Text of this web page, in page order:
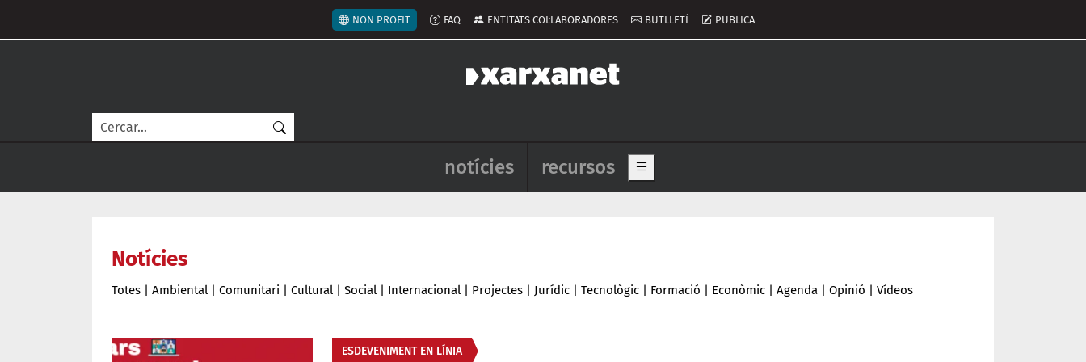
Menú del compte d'usuari
NON PROFIT FAQ ENTITATS COL·LABORADORES BUTLLETÍ PUBLICA
Cerca
Navegació principal de l'encapçalament
notícies recursos Show main menu
Notícies
Totes | Ambiental | Comunitari | Cultural | Social | Internacional | Projectes | Jurídic | Tecnològic | Formació | Econòmic | Agenda | Opinió | Vídeos
ESDEVENIMENT EN LÍNIA